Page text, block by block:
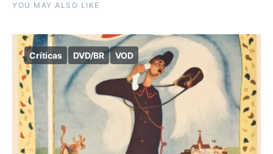
YOU MAY ALSO LIKE
Críticas DVD/BR VOD